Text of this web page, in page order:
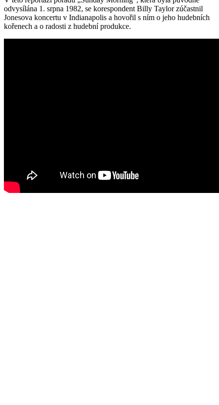
odvysílána 1. srpna 1982, se korespondent Billy Taylor zúčastnil
Jonesova koncertu v Indianapolis a hovořil s ním o jeho hudebních
kořenech a o radosti z hudební produkce.